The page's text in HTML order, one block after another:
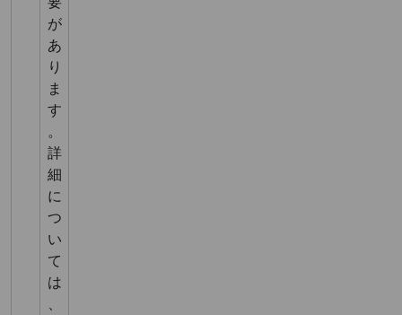
が
あ
り
ま
す
。
詳
細
に
つ
い
て
は
、